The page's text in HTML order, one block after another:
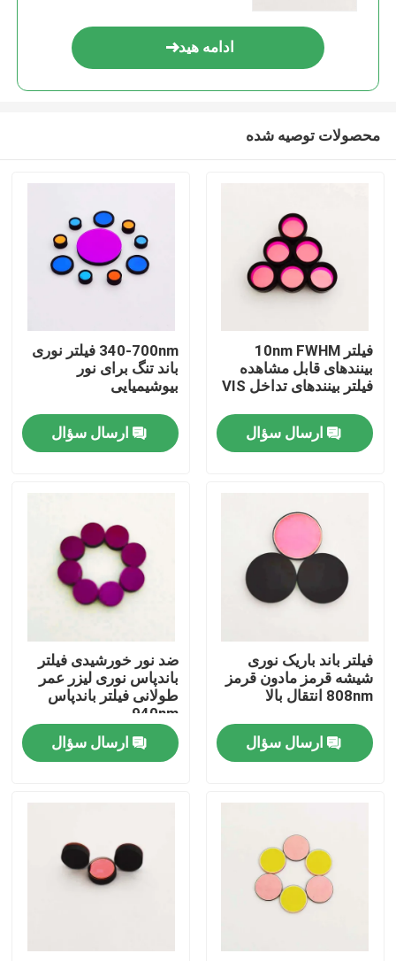
خانه
فیلم های
کارخانه تور
کنترل کیفیت
درخواست نقل قول
فیلتر باندپاس نوری
فیلتر باند فلورسنت
ادامه هید
محصولات توصیه شده
فیلتر 10nm FWHM
بینندهای قابل مشاهده
فیلتر بینندهای تداخل VIS
ارسال سؤال
340-700nm فیلتر نوری
باند تنگ برای نور
بیوشیمیایی
ارسال سؤال
فیلتر باند باریک نوری
شیشه قرمز مادون قرمز
808nm انتقال بالا
ارسال سؤال
ضد نور خورشیدی فیلتر
باندپاس نوری لیزر عمر
طولانی فیلتر باندپاس
940nm
ارسال سؤال